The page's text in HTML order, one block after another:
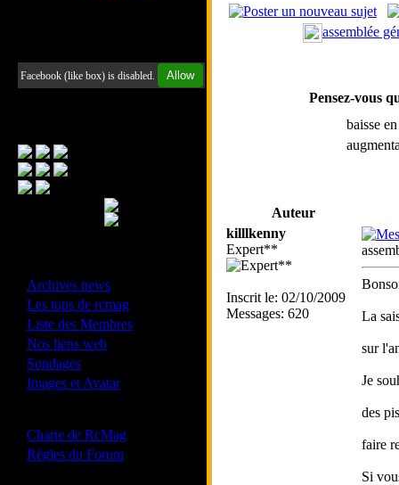
Facebook (like box) is disabled. Allow
Archives news
Les tops de rcmag
Liste des Membres
Nos liens web
Sondages
Images et Avatar
Charte de RcMag
Règles du Forum
assemblée
Pensez-vous
baisse
Auteur
killlkenny
Expert**
Inscrit le: 02/10/2009
Messages: 620
La
sur
Je
des
faire
Si